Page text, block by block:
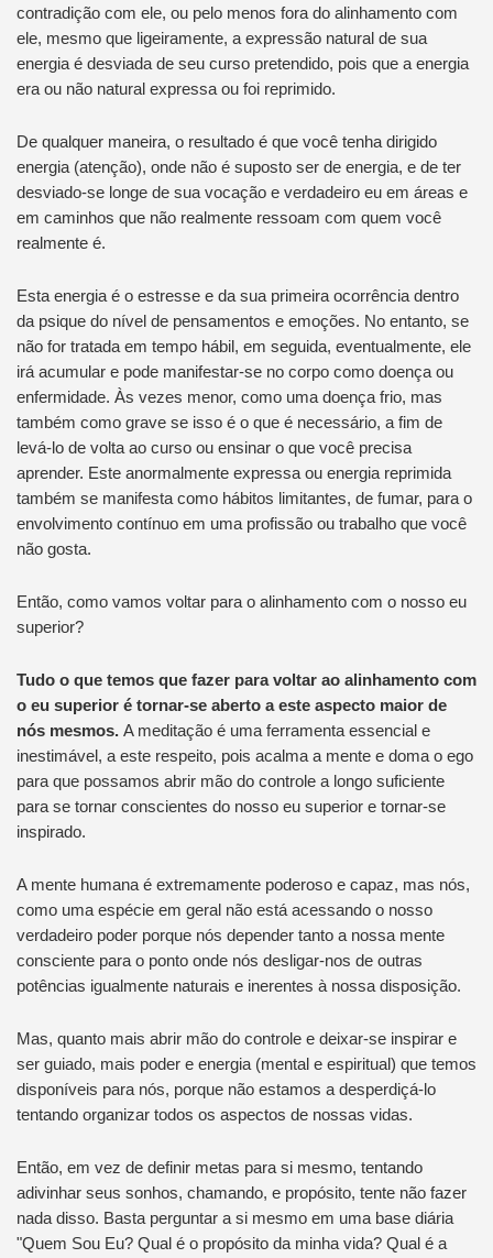
contradição com ele, ou pelo menos fora do alinhamento com
ele, mesmo que ligeiramente, a expressão natural de sua
energia é desviada de seu curso pretendido, pois que a energia
era ou não natural expressa ou foi reprimido.
De qualquer maneira, o resultado é que você tenha dirigido
energia (atenção), onde não é suposto ser de energia, e de ter
desviado-se longe de sua vocação e verdadeiro eu em áreas e
em caminhos que não realmente ressoam com quem você
realmente é.
Esta energia é o estresse e da sua primeira ocorrência dentro
da psique do nível de pensamentos e emoções. No entanto, se
não for tratada em tempo hábil, em seguida, eventualmente, ele
irá acumular e pode manifestar-se no corpo como doença ou
enfermidade. Às vezes menor, como uma doença frio, mas
também como grave se isso é o que é necessário, a fim de
levá-lo de volta ao curso ou ensinar o que você precisa
aprender. Este anormalmente expressa ou energia reprimida
também se manifesta como hábitos limitantes, de fumar, para o
envolvimento contínuo em uma profissão ou trabalho que você
não gosta.
Então, como vamos voltar para o alinhamento com o nosso eu
superior?
Tudo o que temos que fazer para voltar ao alinhamento com
o eu superior é tornar-se aberto a este aspecto maior de
nós mesmos.A meditação é uma ferramenta essencial e
inestimável, a este respeito, pois acalma a mente e doma o ego
para que possamos abrir mão do controle a longo suficiente
para se tornar conscientes do nosso eu superior e tornar-se
inspirado.
A mente humana é extremamente poderoso e capaz, mas nós,
como uma espécie em geral não está acessando o nosso
verdadeiro poder porque nós depender tanto a nossa mente
consciente para o ponto onde nós desligar-nos de outras
potências igualmente naturais e inerentes à nossa disposição.
Mas, quanto mais abrir mão do controle e deixar-se inspirar e
ser guiado, mais poder e energia (mental e espiritual) que temos
disponíveis para nós, porque não estamos a desperdiçá-lo
tentando organizar todos os aspectos de nossas vidas.
Então, em vez de definir metas para si mesmo, tentando
adivinhar seus sonhos, chamando, e propósito, tente não fazer
nada disso. Basta perguntar a si mesmo em uma base diária
"Quem Sou Eu? Qual é o propósito da minha vida? Qual é a